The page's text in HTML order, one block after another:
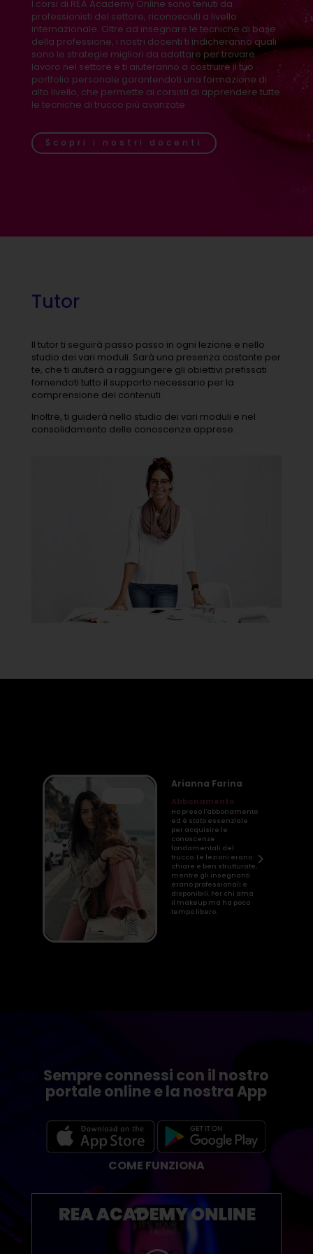
I corsi di REA Academy Online sono tenuti da
professionisti del settore, riconosciuti a livello
internazionale. Oltre ad insegnare le tecniche di base
della professione, i nostri docenti ti indicheranno quali
sono le strategie migliori da adottare per trovare
lavoro nel settore e ti aiuteranno a costruire il tuo
portfolio personale garantendoti una formazione di
alto livello, che permette ai corsisti di apprendere tutte
le tecniche di trucco più avanzate
Scopri i nostri docenti
Tutor
Il tutor ti seguirà passo passo in ogni lezione e nello
studio dei vari moduli. Sarà una presenza costante per
te, che ti aiuterà a raggiungere gli obiettivi prefissati
fornendoti tutto il supporto necessario per la
comprensione dei contenuti.
Inoltre, ti guiderà nello studio dei vari moduli e nel
consolidamento delle conoscenze apprese.
Arianna Farina
Abbonamento
Ho preso l'abbonamento
ed è stato essenziale
per acquisire le
conoscenze
fondamentali del
trucco. Le lezioni erano
chiare e ben strutturate,
mentre gli insegnanti
erano professionali e
disponibili. Per chi ama
il makeup ma ha poco
tempo libero.
Sempre connessi con il nostro
portale online e la nostra App
COME FUNZIONA